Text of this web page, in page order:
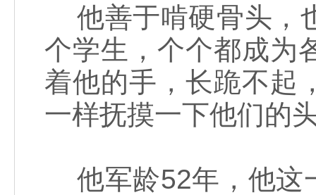
他善于啃硬骨头，
个学生，个个都成为
着他的手，长跪不起
一样抚摸一下他们的
他军龄52年，他这